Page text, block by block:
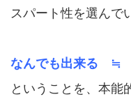
スパート性を選んで
なんでも出来る ≒
ということを、本能